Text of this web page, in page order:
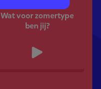
Wat voor zomertype
ben jij?